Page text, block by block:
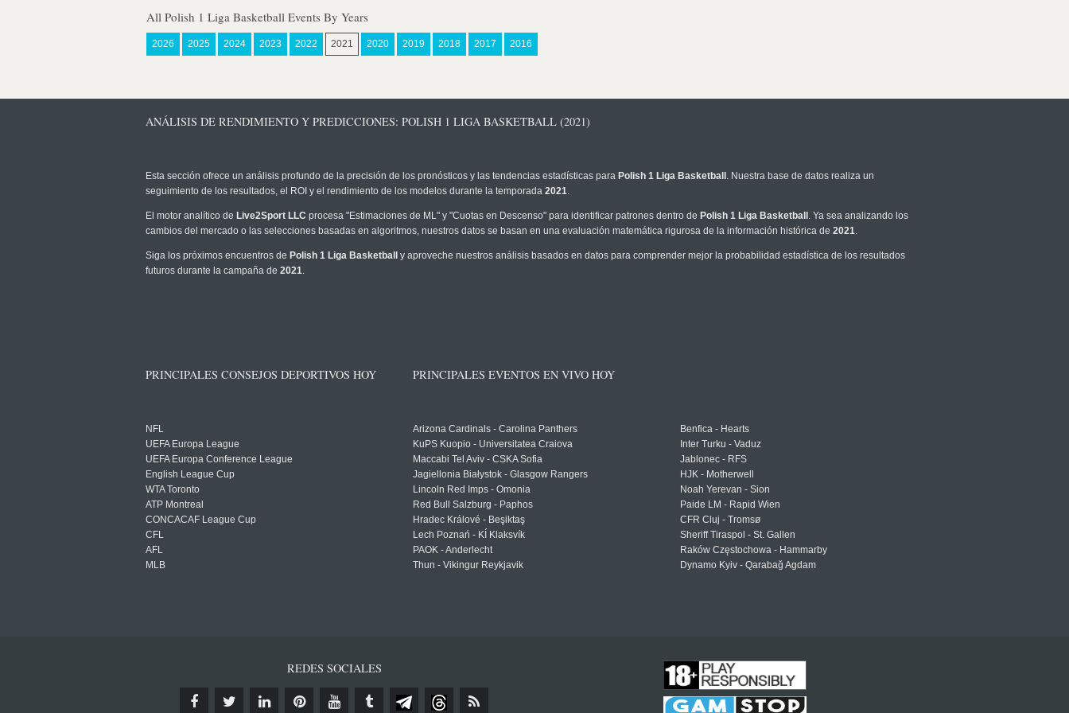
All Polish 1 Liga Basketball Events By Years
2026 2025 2024 2023 2022 2021 2020 2019 2018 2017 2016
ANÁLISIS DE RENDIMIENTO Y PREDICCIONES: POLISH 1 LIGA BASKETBALL (2021)
Esta sección ofrece un análisis profundo de la precisión de los pronósticos y las tendencias estadísticas para Polish 1 Liga Basketball . Nuestra base de datos realiza un
seguimiento de los resultados, el ROI y el rendimiento de los modelos durante la temporada 2021.
El motor analítico de Live2Sport LLC procesa "Estimaciones de ML" y "Cuotas en Descenso" para identificar patrones dentro de Polish 1 Liga Basketball . Ya sea analizando los
cambios del mercado o las selecciones basadas en algoritmos, nuestros datos se basan en una evaluación matemática rigurosa de la información histórica de 2021.
Siga los próximos encuentros de Polish 1 Liga Basketball
y aproveche nuestros análisis basados en datos para comprender mejor la probabilidad estadística de los resultados
futuros durante la campaña de 2021.
PRINCIPALES CONSEJOS DEPORTIVOS HOY
NFL
UEFA Europa League
UEFA Europa Conference League
English League Cup
WTA Toronto
ATP Montreal
CONCACAF League Cup
CFL
AFL
MLB
PRINCIPALES EVENTOS EN VIVO HOY
Arizona Cardinals - Carolina Panthers
KuPS Kuopio - Universitatea Craiova
Maccabi Tel Aviv - CSKA Sofia
Jagiellonia Białystok - Glasgow Rangers
Lincoln Red Imps - Omonia
Red Bull Salzburg - Paphos
Hradec Králové - Beşiktaş
Lech Poznań - KÍ Klaksvík
PAOK - Anderlecht
Thun - Vikingur Reykjavik
Benfica - Hearts
Inter Turku - Vaduz
Jablonec - RFS
HJK - Motherwell
Noah Yerevan - Sion
Paide LM - Rapid Wien
CFR Cluj - Tromsø
Sheriff Tiraspol - St. Gallen
Raków Częstochowa - Hammarby
Dynamo Kyiv - Qarabağ Agdam
REDES SOCIALES